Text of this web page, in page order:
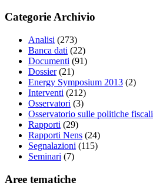
Categorie Archivio
Analisi (273)
Banca dati (22)
Documenti (91)
Dossier (21)
Energy Symposium 2013 (2)
Interventi (212)
Osservatori (3)
Osservatorio sulle politiche fiscali
Rapporti (29)
Rapporti Nens (24)
Segnalazioni (115)
Seminari (7)
Aree tematiche